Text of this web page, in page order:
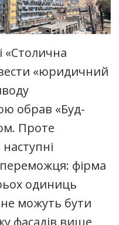
«Столична
«юридичний
обрав «Буд-
Проте
фірма
одиниць
не можуть бути
фасадів вище